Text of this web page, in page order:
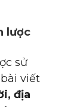
lược
sử
viết
địa